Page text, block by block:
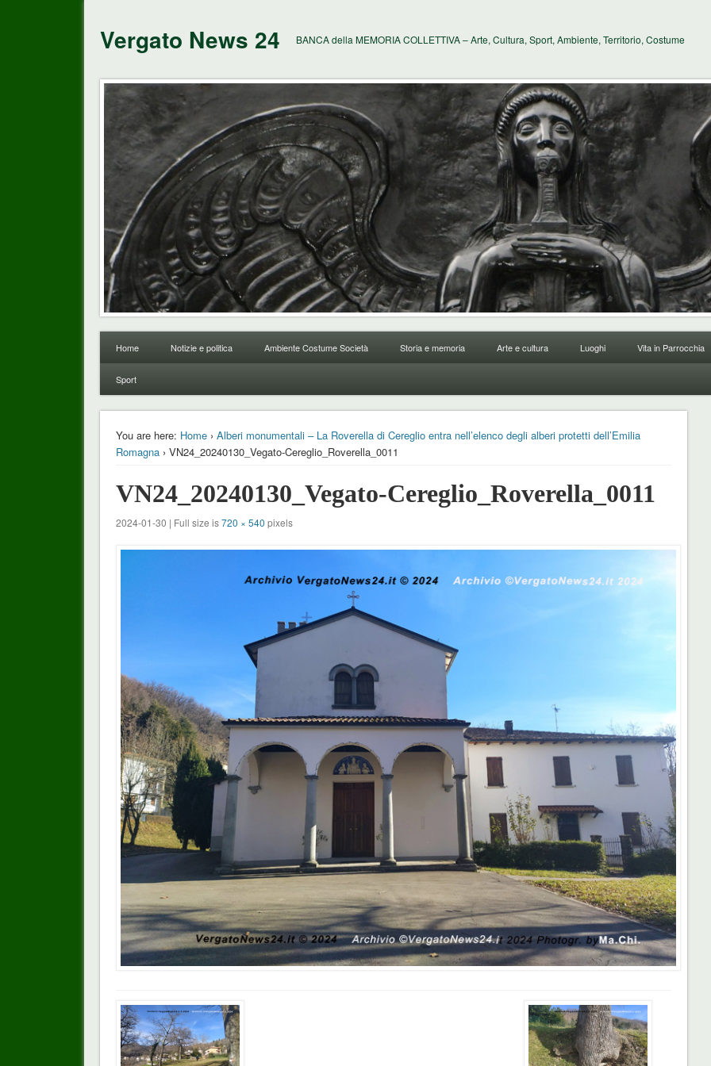
Vergato News 24 BANCA della MEMORIA COLLETTIVA – Arte, Cultura, Sport, Ambiente, Territorio, Costume
Home Notizie e politica Ambiente Costume Società Storia e memoria Arte e cultura Luoghi Vita in Parrocchia
Sport
You are here: Home› Alberi monumentali – La Roverella di Cereglio entra nell’elenco degli alberi protetti dell’Emilia
Romagna› VN24_20240130_Vegato-Cereglio_Roverella_0011
VN24_20240130_Vegato-Cereglio_Roverella_0011
2024-01-30 | Full size is720 × 540 pixels